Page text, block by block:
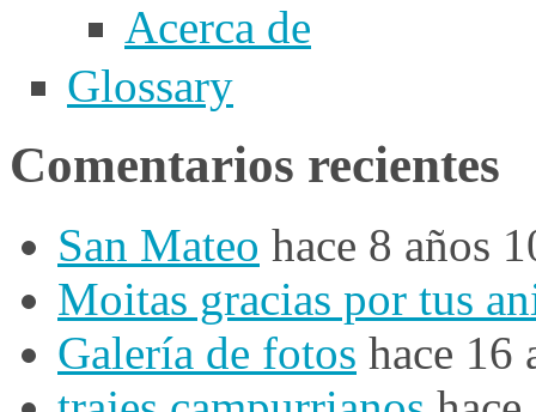
Acerca de
Glossary
Comentarios recientes
San Mateo hace 8 años
Moitas gracias por tus
Galería de fotos hace 16